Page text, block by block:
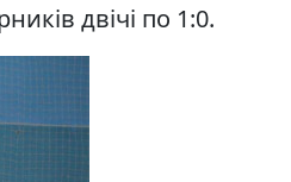
двічі по 1:0.